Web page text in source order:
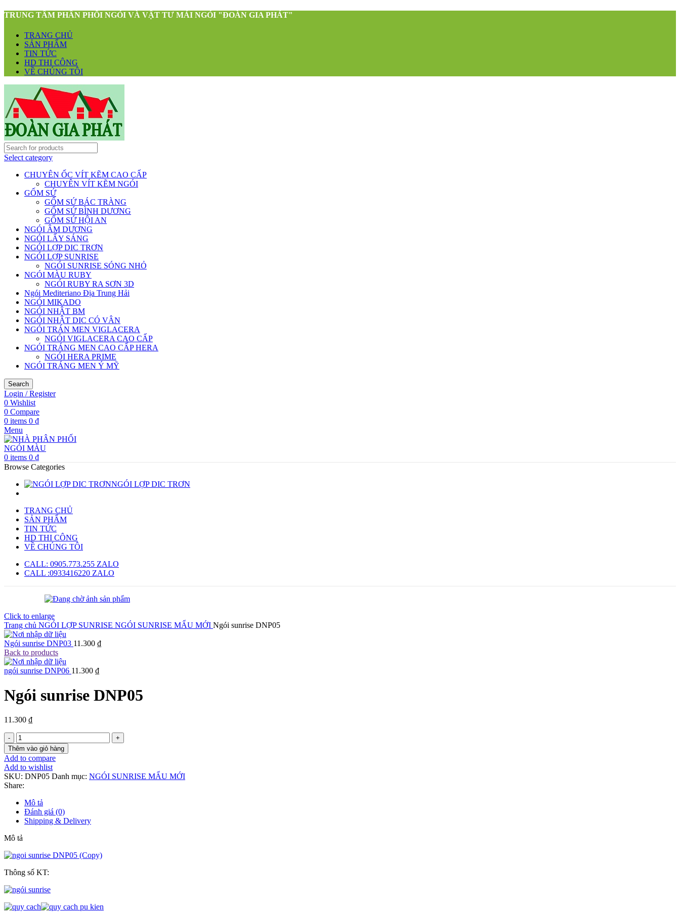
TRUNG TÂM PHÂN PHỐI NGÓI VÀ VẬT TƯ MÁI NGÓI "ĐOÀN GIA PHÁT"
TRANG CHỦ
SẢN PHẨM
TIN TỨC
HD THI CÔNG
VỀ CHÚNG TÔI
Select category
CHUYÊN ỐC VÍT KẼM CAO CẤP
CHUYÊN VÍT KẼM NGÓI
GỐM SỨ
GỐM SỨ BÁC TRÀNG
GỐM SỨ BÌNH DƯƠNG
GỐM SỨ HỘI AN
NGÓI ÂM DƯƠNG
NGÓI LẤY SÁNG
NGÓI LỢP DIC TRƠN
NGÓI LỢP SUNRISE
NGÓI SUNRISE SÓNG NHỎ
NGÓI MÀU RUBY
NGÓI RUBY RA SƠN 3D
Ngói Mediteriano Địa Trung Hải
NGÓI MIKADO
NGÓI NHẬT BM
NGÓI NHẬT DIC CÓ VÂN
NGÓI TRÁN MEN VIGLACERA
NGÓI VIGLACERA CAO CẤP
NGÓI TRÁNG MEN CAO CẤP HERA
NGÓI HERA PRIME
NGÓI TRÁNG MEN Ý MỸ
Search
Login / Register
0 Wishlist
0 Compare
0 items 0 ₫
Menu
0 items 0 ₫
Browse Categories
NGÓI LỢP DIC TRƠN
TRANG CHỦ
SẢN PHẨM
TIN TỨC
HD THI CÔNG
VỀ CHÚNG TÔI
CALL: 0905.773.255 ZALO
CALL :0933416220 ZALO
Click to enlarge
Trang chủ NGÓI LỢP SUNRISE NGÓI SUNRISE MẨU MỚI Ngói sunrise DNP05
Ngói sunrise DNP03 11.300 ₫
Back to products
ngói sunrise DNP06 11.300 ₫
Ngói sunrise DNP05
11.300 ₫
Ngói
sunrise
DNP05
số
lượng
Thêm vào giỏ hàng
Add to compare
Add to wishlist
SKU: DNP05 Danh mục: NGÓI SUNRISE MẨU MỚI
Share:
Mô tả
Đánh giá (0)
Shipping & Delivery
Mô tả
Thông số KT: